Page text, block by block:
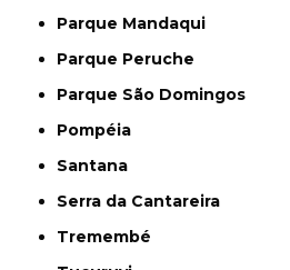
Parque Mandaqui
Parque Peruche
Parque São Domingos
Pompéia
Santana
Serra da Cantareira
Tremembé